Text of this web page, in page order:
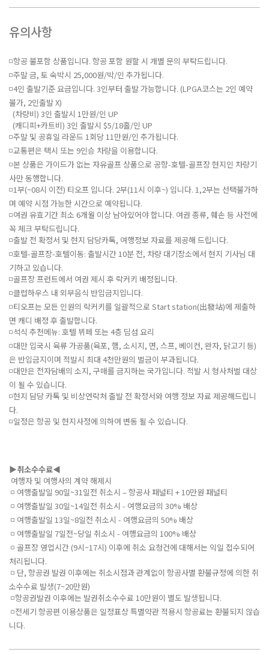
유의사항
◽항공 불포함 상품입니다. 항공 포함 원할 시 개별 문의 부탁드립니다.
◽주말 금, 토 숙박시 25,000원/박/인 추가됩니다.
◽4인 출발기준 요금입니다. 3인부터 출발 가능합니다. (LPGA코스는 2인 예약
불가, 2인출발 X)
(차량비) 3인 출발시 1만원/인 UP
(캐디피+카트비) 3인 출발시 $5/18홀/인 UP
◽주말 및 공휴일 라운드 1회당 11만원/인 추가됩니다.
◽교통편은 택시 또는 9인승 차량을 이용합니다.
◽본 상품은 가이드가 없는 자유골프 상품으로 공항-호텔-골프장 현지인 차량기
사만 동행합니다.
◽1부(~08시 이전) 티오프 입니다. 2부(11시 이후~) 입니다. 1,2부는 선택불가하
며 예약 시점 가능한 시간으로 예약됩니다.
◽여권 유효기간 최소 6개월 이상 남아있어야 합니다. 여권 종류, 훼손 등 사전에
꼭 체크 부탁드립니다.
◽출발 전 확정서 및 현지 담당카톡, 여행정보 자료를 제공해 드립니다.
◽호텔-골프장-호텔이동: 출발시간 10분 전, 차량 대기장소에서 현지 기사님 대
기하고 있습니다.
◽골프장 프런트에서 여권 제시 후 락커키 배정됩니다.
◽클럽하우스 내 외부음식 반입금지입니다.
◽티오프는 모든 인원의 락커키를 일괄적으로 Start station(出發站)에 제출하
면 캐디 배정 후 출발합니다.
◽석식 추천메뉴: 호텔 뷔페 또는 4층 딤섬 요리
◽대만 입국시 육류 가공품(육포, 햄, 소시지, 면, 스프, 베이컨, 완자, 닭고기 등)
은 반입금지이며 적발시 최대 4천만원의 벌금이 부과됩니다.
◽대만은 전자담배의 소지, 구매를 금지하는 국가입니다. 적발 시 형사처벌 대상
이 될 수 있습니다.
◽현지 담당 카톡 및 비상연락처 출발 전 확정서와 여행 정보 자료 제공해드립니
다.
◽일정은 항공 및 현지사정에 의하여 변동 될 수 있습니다.
▶️취소수수료◀️
여행자 및 여행사의 계약 해제시
◽ 여행출발일 90일~31일전 취소시 – 항공사 패널티 + 10만원 패널티
◽ 여행출발일 30일~14일전 취소시 - 여행요금의 30% 배상
◽ 여행출발일 13일~8일전 취소시 - 여행요금의 50% 배상
◽ 여행출발일 7일전~당일 취소시 - 여행요금의 100% 배상
◽ 골프장 영업시간 (9시~17시) 이후에 취소 요청건에 대해서는 익일 접수되어
처리됩니다.
◽ 단, 항공권 발권 이후에는 취소시점과 관계없이 항공사별 환불규정에 의한 취
소수수료 발생(7~20만원)
◽항공권발권 이후에는 발권취소수수료 10만원이 별도 발생됩니다.
◽전세기 항공편 이용상품은 일정표상 특별약관 적용시 항공료는 환불되지 않습
니다.